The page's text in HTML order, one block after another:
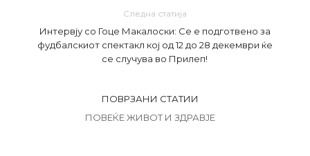
Следна статија
Интервју со Гоце Макалоски: Се е подготвено за
фудбалскиот спектакл кој од 12 до 28 декември ќе
се случува во Прилеп!
ПОВРЗАНИ СТАТИИ
ПОВЕЌЕ ЖИВОТ И ЗДРАВЈЕ